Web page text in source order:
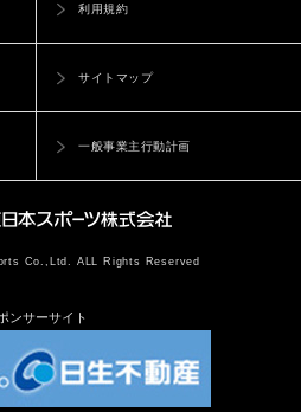
Co.,Ltd. ALL Rights Reserved
利用規約
サイトマップ
一般事業主行動計画
ンサーサイト